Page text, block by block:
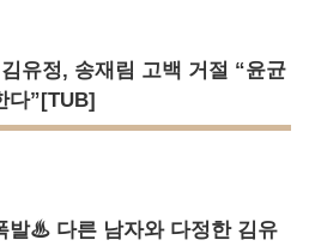
김유정, 송재림 고백 거절 “윤균
다”[TUB]
발♨ 다른 남자와 다정한 김유